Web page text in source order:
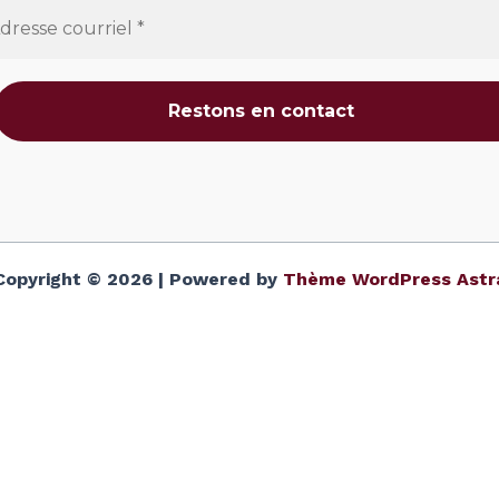
© 2026 | Powered by Thème WordPress